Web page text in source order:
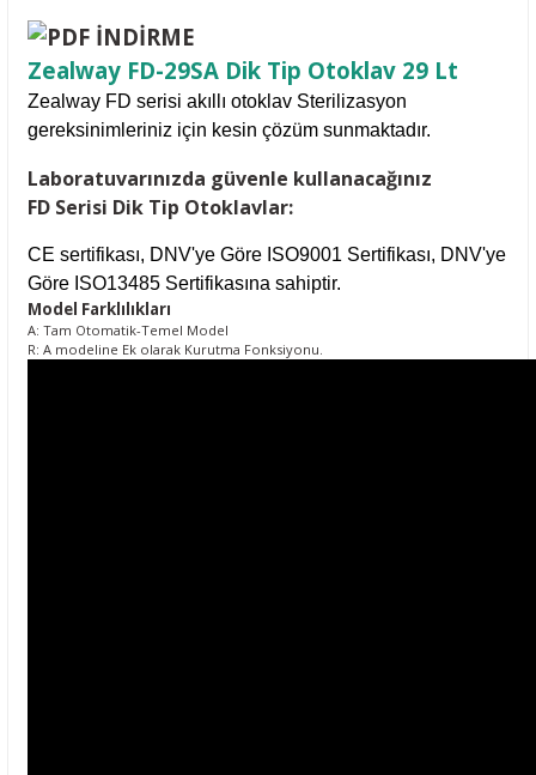
Zealway FD-29SA Dik Tip Otoklav 29 Lt
Zealway FD serisi akıllı otoklav Sterilizasyon
gereksinimleriniz için kesin çözüm sunmaktadır.
Laboratuvarınızda güvenle kullanacağınız
FD Serisi Dik Tip Otoklavlar:
CE sertifikası, DNV'ye Göre ISO9001 Sertifikası, DNV'ye
Göre ISO13485 Sertifikasına sahiptir.
Model Farklılıkları
A: Tam Otomatik-Temel Model
R: A modeline Ek olarak Kurutma Fonksiyonu.